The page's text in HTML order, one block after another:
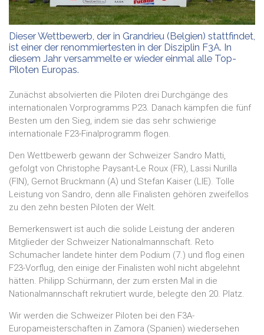
Dieser Wettbewerb, der in Grandrieu (Belgien) stattfindet,
ist einer der renommiertesten in der Disziplin F3A. In
diesem Jahr versammelte er wieder einmal alle Top-
Piloten Europas.
Zunächst absolvierten die Piloten drei Durchgänge des
internationalen Vorprogramms P23. Danach kämpfen die fünf
Besten um den Sieg, indem sie das sehr schwierige
internationale F23-Finalprogramm flogen.
Den Wettbewerb gewann der Schweizer Sandro Matti,
gefolgt von Christophe Paysant-Le Roux (FR), Lassi Nurilla
(FIN), Gernot Bruckmann (A) und Stefan Kaiser (LIE). Tolle
Leistung von Sandro, denn alle Finalisten gehören zweifellos
zu den zehn besten Piloten der Welt.
Bemerkenswert ist auch die solide Leistung der anderen
Mitglieder der Schweizer Nationalmannschaft. Reto
Schumacher landete hinter dem Podium (7.) und flog einen
F23-Vorflug, den einige der Finalisten wohl nicht abgelehnt
hätten. Philipp Schürmann, der zum ersten Mal in die
Nationalmannschaft rekrutiert wurde, belegte den 20. Platz.
Wir werden die Schweizer Piloten bei den F3A-
Europameisterschaften in Zamora (Spanien) wiedersehen